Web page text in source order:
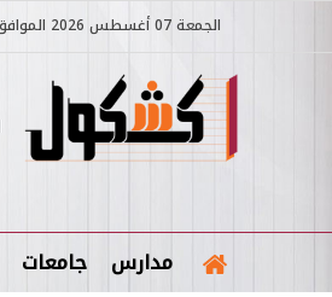
الجمعة 07 أغسطس 2026 الموافق 24 صفر 1448
مدارس جامعات